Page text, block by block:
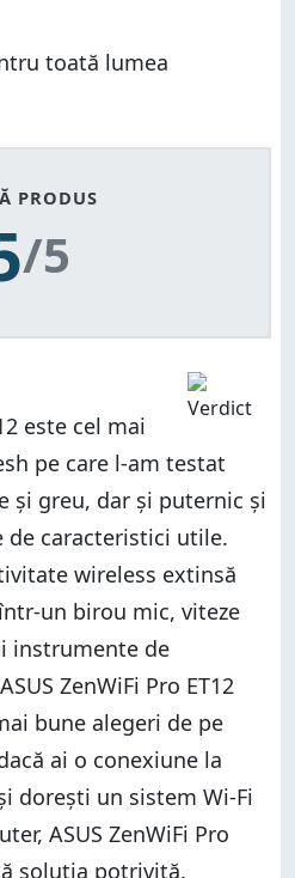
toată lumea
PRODUS
/5
este cel mai
pe care l-am testat
și greu, dar și puternic și
caracteristici utile.
wireless extinsă
un birou mic, viteze
instrumente de
ZenWiFi Pro ET12
bune alegeri de pe
ai o conexiune la
dorești un sistem Wi-Fi
ASUS ZenWiFi Pro
soluția potrivită.